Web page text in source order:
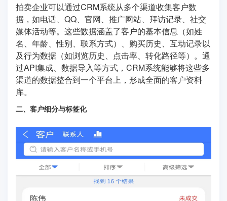
拍卖企业可以通过CRM系统从多个渠道收集客户数
据，如电话、QQ、官网、推广网站、拜访记录、社交
媒体活动等。这些数据涵盖了客户的基本信息（如姓
名、年龄、性别、联系方式）、购买历史、互动记录以
及行为数据（如浏览历史、点击率、转化路径等）。通
过API集成、数据导入等方式，CRM系统能够将这些多
渠道的数据整合到一个平台上，形成全面的客户资料
库。
二、客户细分与标签化